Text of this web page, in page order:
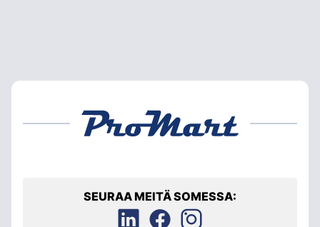
SEURAA MEITÄ SOMESSA: